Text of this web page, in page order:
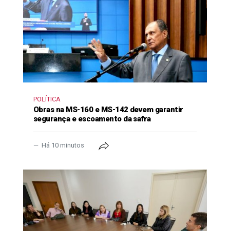
POLÍTICA
Obras na MS-160 e MS-142 devem garantir
segurança e escoamento da safra
Há 10 minutos